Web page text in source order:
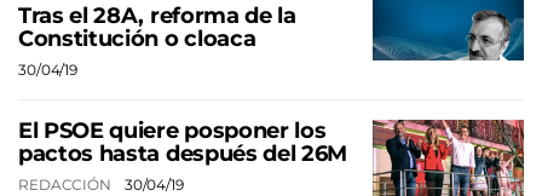
Tras el 28A, reforma de la
Constitución o cloaca
30/04/19
El PSOE quiere posponer los
pactos hasta después del 26M
REDACCIÓN 30/04/19